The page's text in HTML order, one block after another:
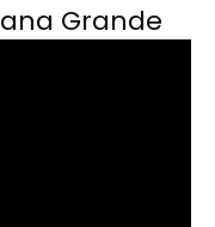
Grande